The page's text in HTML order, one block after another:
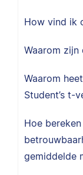
How vind ik
Waarom zijn
Waarom
Student’s t-
Hoe
gemiddelde